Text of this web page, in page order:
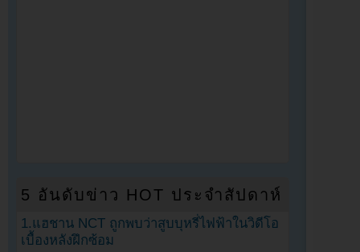
5 อันดับข่าว HOT ประจำสัปดาห์
1.แฮชาน NCT ถูกพบว่าสูบบุหรี่ไฟฟ้าในวิดีโอ
เบื้องหลังฝึกซ้อม